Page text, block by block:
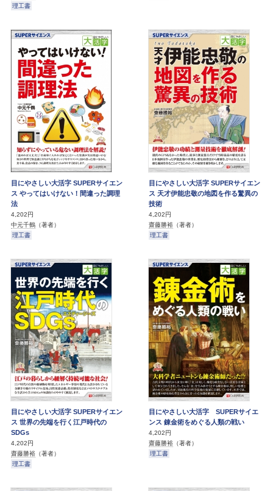
理工書
目にやさしい大活字 SUPERサイエン
ス やってはいけない！間違った調理
法
4,202円
中元千鶴 （著者）
理工書
目にやさしい大活字 SUPERサイエン
ス 天才伊能忠敬の地図を作る驚異の
技術
4,202円
齋藤勝裕 （著者）
理工書
目にやさしい大活字 SUPERサイエン
ス 世界の先端を行く江戸時代の
SDGs
4,202円
齋藤勝裕 （著者）
理工書
目にやさしい大活字 SUPERサイエ
ンス 錬金術をめぐる人類の戦い
4,202円
齋藤勝裕 （著者）
理工書